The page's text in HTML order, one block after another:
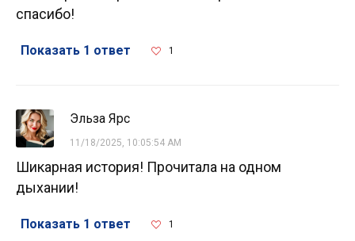
спасибо!
Показать 1 ответ 1
Эльза Ярс
11/18/2025, 10:05:54 AM
Шикарная история! Прочитала на одном
дыхании!
Показать 1 ответ 1